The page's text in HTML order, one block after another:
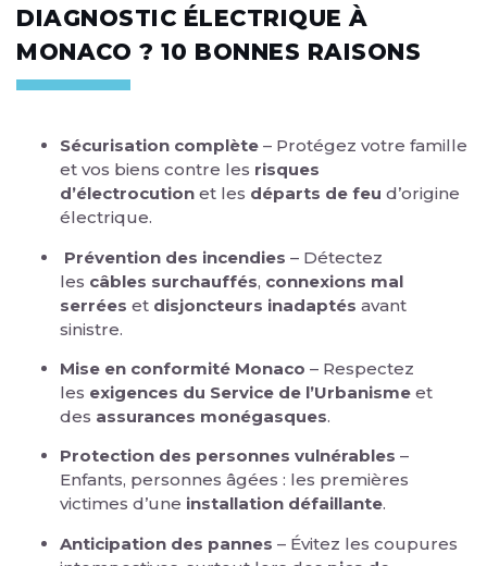
DIAGNOSTIC ÉLECTRIQUE À
MONACO ? 10 BONNES RAISONS
Sécurisation complète – Protégez votre famille
et vos biens contre les risques
d’électrocution et les départs de feu d’origine
électrique.
Prévention des incendies – Détectez
les câbles surchauffés, connexions mal
serrées et disjoncteurs inadaptés avant
sinistre.
Mise en conformité Monaco – Respectez
les exigences du Service de l’Urbanisme et
des assurances monégasques.
Protection des personnes vulnérables –
Enfants, personnes âgées : les premières
victimes d’une installation défaillante.
Anticipation des pannes – Évitez les coupures